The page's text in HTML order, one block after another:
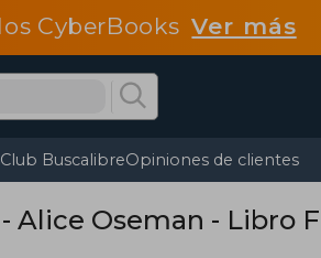
CyberBooksVer más
Club BuscalibreOpiniones de clientes
Alice Oseman - Libro